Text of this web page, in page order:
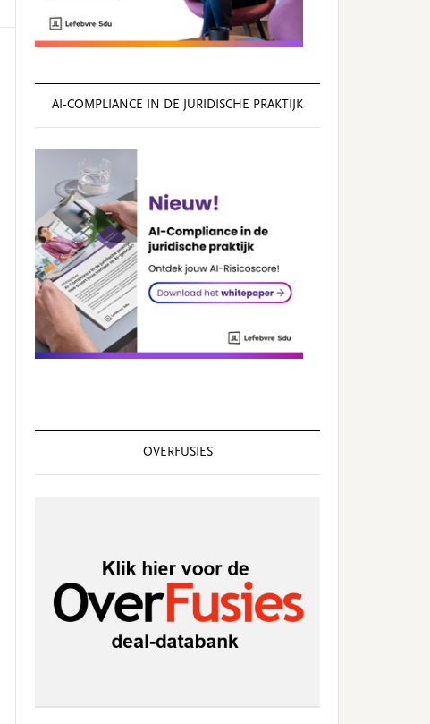
AI‑COMPLIANCE IN DE JURIDISCHE PRAKTIJK
OVERFUSIES